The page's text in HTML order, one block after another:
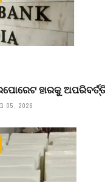
ହାରକୁ
05, 2026